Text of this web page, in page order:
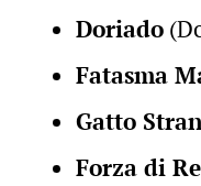
Doriado
Fatasma
Gatto
Forza di